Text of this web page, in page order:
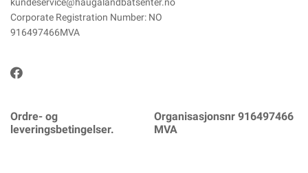
kundeservice@haugalandbatsenter.no
Corporate Registration Number: NO
916497466MVA
Ordre- og
leveringsbetingelser.
Organisasjonsnr 916497466
MVA